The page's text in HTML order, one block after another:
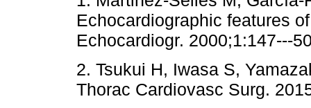
Echocardiographic features
Echocardiogr. 2000;1:147---
2. Tsukui H, Iwasa S,
Thorac Cardiovasc Surg.